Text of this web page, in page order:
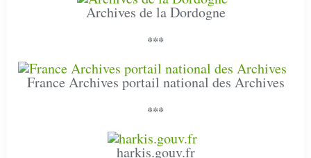
Archives de la Dordogne
***
France Archives portail national des Archives
***
harkis.gouv.fr